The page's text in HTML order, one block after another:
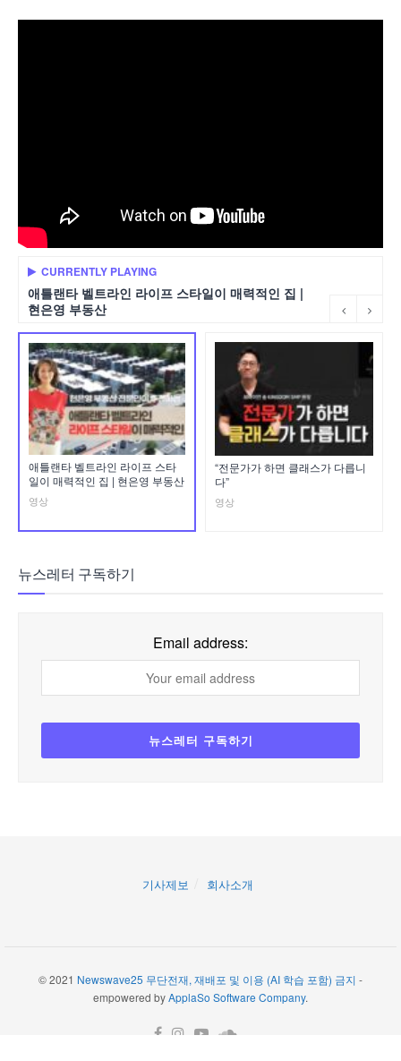
CURRENTLY PLAYING
애틀랜타 벨트라인 라이프 스타일이 매력적인 집 |
현은영 부동산
애틀랜타 벨트라인 라이프 스타
일이 매력적인 집 | 현은영 부동산
영상
“전문가가 하면 클래스가 다릅니
다”
영상
뉴스레터 구독하기
Email address:
기사제보 회사소개
© 2021 Newswave25 무단전재, 재배포 및 이용 (AI 학습 포함) 금지 -
empowered byApplaSo Software Company.